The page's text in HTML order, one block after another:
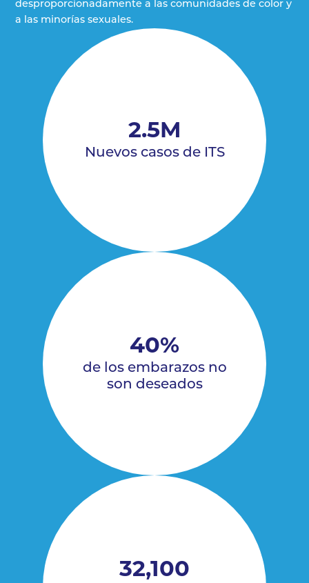
desproporcionadamente a las comunidades de color y
a las minorías sexuales.
2.5M
Nuevos casos de ITS
40%
de los embarazos no
son deseados
32,100